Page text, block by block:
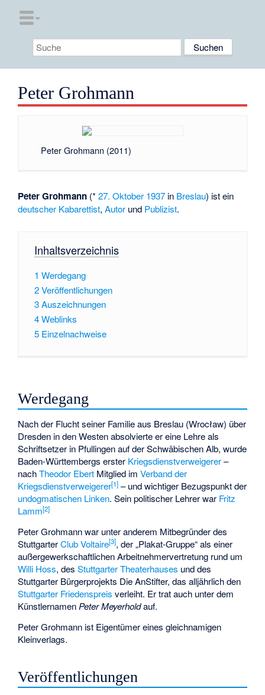
Peter Grohmann
Peter Grohmann (2011)
Peter Grohmann (*27. Oktober 1937 in Breslau) ist ein
deutscher Kabarettist,Autor und Publizist.
Inhaltsverzeichnis
1 Werdegang
2Veröffentlichungen
3Auszeichnungen
4Weblinks
5 Einzelnachweise
Werdegang
Nach der Flucht seiner Familie aus Breslau (Wrocław) über
Dresden in den Westen absolvierte er eine Lehre als
Schriftsetzer in Pfullingen auf der Schwäbischen Alb, wurde
Baden-Württembergs erster Kriegsdienstverweigerer–
nachTheodor Ebert Mitglied imVerband der
Kriegsdienstverweigerer[1] – und wichtiger Bezugspunkt der
undogmatischen Linken. Sein politischer Lehrer war Fritz
Lamm[2]
Peter Grohmann war unter anderem Mitbegründer des
StuttgarterClub Voltaire[3], der „Plakat-Gruppe“ als einer
außergewerkschaftlichen Arbeitnehmervertretung rund um
Willi Hoss, desStuttgarter Theaterhauses und des
Stuttgarter Bürgerprojekts Die AnStifter, das alljährlich den
Stuttgarter Friedenspreis verleiht. Er trat auch unter dem
Künstlernamen Peter Meyerholdauf.
Peter Grohmann ist Eigentümer eines gleichnamigen
Kleinverlags.
Veröffentlichungen